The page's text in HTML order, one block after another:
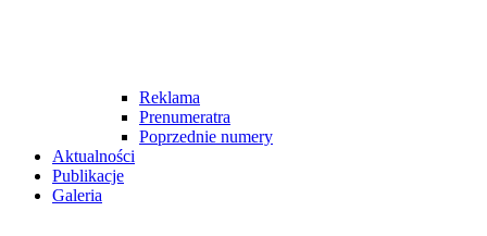
Reklama
Prenumeratra
Poprzednie numery
Aktualności
Publikacje
Galeria